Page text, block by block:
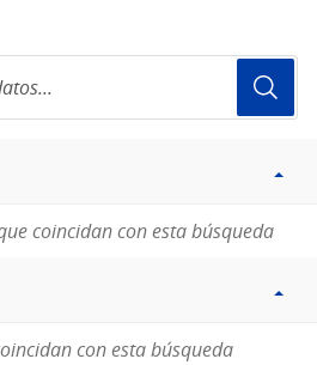
coincidan con esta búsqueda
con esta búsqueda